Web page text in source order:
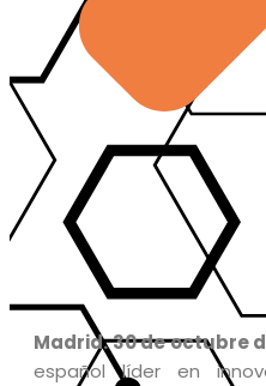
Madrid. 30 de octubre
español líder en